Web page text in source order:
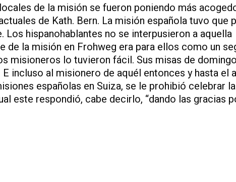
de la misión se fueron poniendo más
de Kath. Bern. La misión española tuvo que
hispanohablantes no se interpusieron a aquella
de la misión en Frohweg era para ellos como un
misioneros lo tuvieron fácil. Sus misas de
incluso al misionero de aquél entonces y hasta el
españolas en Suiza, se le prohibió celebrar
este respondió, cabe decirlo, “dando las gracias